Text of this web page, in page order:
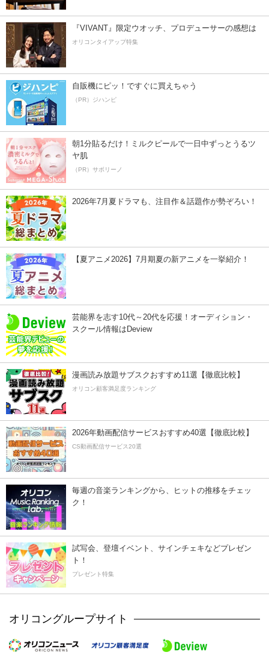
『VIVANT』限定ウオッチ、プロデューサーの感想は
オリコンタイアップ特集
自販機にピッ！ですぐに買えちゃう
（PR）ジハンピ
朝1分貼るだけ！ミルクピールで一日中ずっとうるツ
ヤ肌
（PR）サボリーノ
2026年7月夏ドラマも、注目作＆話題作が勢ぞろい！
【夏アニメ2026】7月期夏の新アニメを一挙紹介！
芸能界を志す10代～20代を応援！オーディション・
スクール情報はDeview
漫画読み放題サブスクおすすめ11選【徹底比較】
オリコン顧客満足度ランキング
2026年動画配信サービスおすすめ40選【徹底比較】
CS動画配信サービス20選
毎週の音楽ランキングから、ヒットの推移をチェッ
ク！
試写会、登壇イベント、サインチェキなどプレゼン
ト！
プレゼント特集
オリコングループサイト